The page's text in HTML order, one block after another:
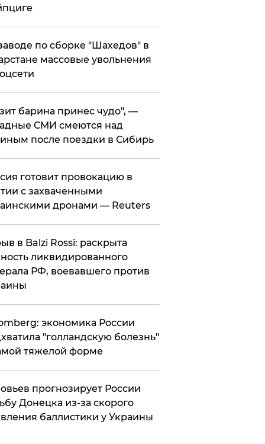
по сборке "Шахедов" в
массовые увольнения
барина принес чудо", —
СМИ смеются над
после поездки в Сибирь
готовит провокацию в
с захваченными
дронами — Reuters
в Balzi Rossi: раскрыта
ликвидированного
РФ, воевавшего против
экономика России
"голландскую болезнь"
тяжелой форме
прогнозирует России
Донецка из-за скорого
баллистики у Украины